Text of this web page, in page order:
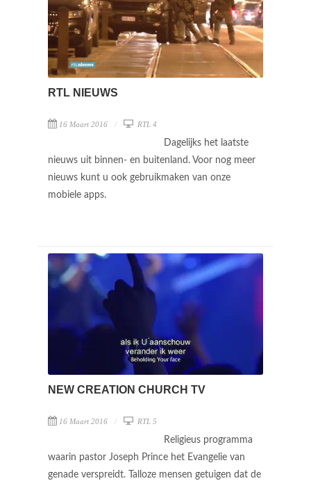
RTL NIEUWS
16 Maart 2016 RTL 4
Dagelijks het laatste
nieuws uit binnen- en buitenland. Voor nog meer
nieuws kunt u ook gebruikmaken van onze
mobiele apps.
NEW CREATION CHURCH TV
16 Maart 2016 RTL 5
Religieus programma
waarin pastor Joseph Prince het Evangelie van
genade verspreidt. Talloze mensen getuigen dat de